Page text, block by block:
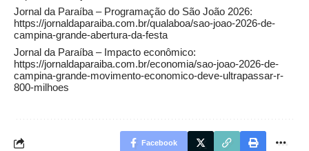
Jornal da Paraíba – Programação do São João 2026:
https://jornaldaparaiba.com.br/qualaboa/sao-joao-2026-de-
campina-grande-abertura-da-festa
Jornal da Paraíba – Impacto econômico:
https://jornaldaparaiba.com.br/economia/sao-joao-2026-de-
campina-grande-movimento-economico-deve-ultrapassar-r-
800-milhoes
Facebook